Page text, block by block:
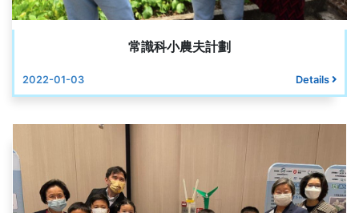
常識科小農夫計劃
2022-01-03 Details